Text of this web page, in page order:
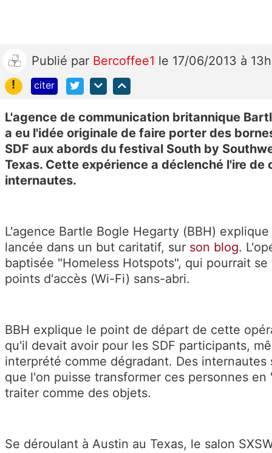
Publié par Bercoffee1 le 17/06/2013 à
!
citer
L'agence de communication britannique
a eu l'idée originale de faire porter des
SDF aux abords du festival South by
Texas. Cette expérience a déclenché l'ire de
internautes.
L'agence Bartle Bogle Hegarty (BBH)
lancée dans un but caritatif, sur son blog.
baptisée "Homeless Hotspots", qui pourrait
points d'accès (Wi-Fi) sans-abri.
BBH explique le point de départ de cette
qu'il devait avoir pour les SDF participants,
interprété comme dégradant. Des internautes
que l'on puisse transformer ces personnes en
traiter comme des objets.
Se déroulant à Austin au Texas, le salon